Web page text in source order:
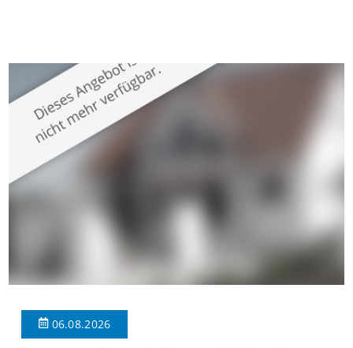
großzügige Räume und eine hochwertige Ausstattung, die
modernen Wohnkomfort mit einem stilvollen Ambiente
verbindet. Der […]
06.08.2026